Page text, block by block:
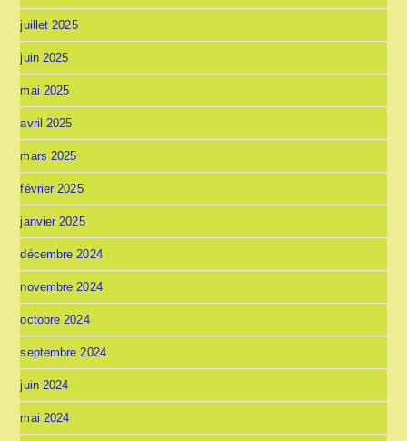
juillet 2025
juin 2025
mai 2025
avril 2025
mars 2025
février 2025
janvier 2025
décembre 2024
novembre 2024
octobre 2024
septembre 2024
juin 2024
mai 2024